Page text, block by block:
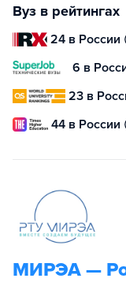
Вуз в рейтингах
24 в России
6 в
23 в
44 в России
МИРЭА —